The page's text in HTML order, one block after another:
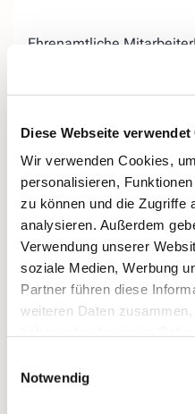
Diese Webseite verwendet
Wir verwenden Cookies,
personalisieren,
zu können und die Zugriffe
analysieren. Außerdem
Verwendung unserer
soziale Medien, Werbung
Partner führen diese
weiteren Daten
Notwendig
Ehrenamtliche
auf der «Lebensbank«
Gelegenheit,
Ihrer Trauer einen Ort zu
IhrHoffnungen für das
geliebten Menschen.
Bei Regenwetter treffen
„Speisekammer 16“
Kirchender Dorfweg 16.